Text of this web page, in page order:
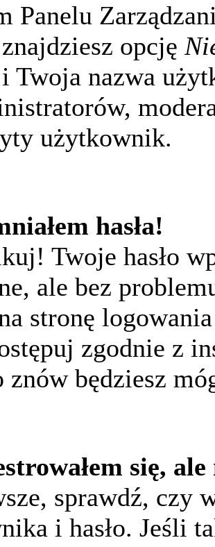
Panelu
opcję
Twoja nazwa
użytkownik.
hasła!
Twoje hasło
ale bez
stronę
zgodnie z
znów będziesz
się,
sprawdź, czy
i hasło. Jeśli